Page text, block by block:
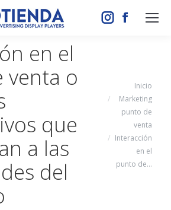
Instagram
window
Facebook
new
window
en el
venta o
que
a las
del
Estás aquí:Inicio
Marketing
punto de
venta
Interacción
en el
punto de…